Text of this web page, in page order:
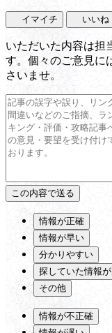
イマイチ いいね
いただいた内容は担
す。個々のご意見に
さいませ。
情報が正確
情報が早い
分かりやすい
探していた情報
その他
情報が不正確